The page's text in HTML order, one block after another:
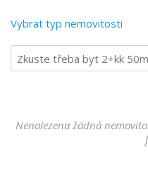
Vybrat typ nemovitosti
Nenalezena žádná